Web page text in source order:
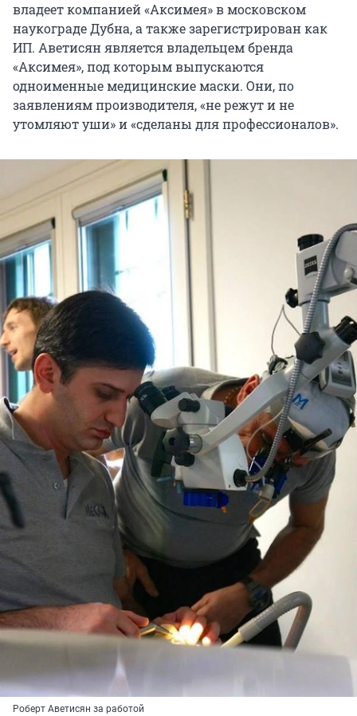
владеет компанией «Аксимея» в московском
наукограде Дубна, а также зарегистрирован как
ИП. Аветисян является владельцем бренда
«Аксимея», под которым выпускаются
одноименные медицинские маски. Они, по
заявлениям производителя, «не режут и не
утомляют уши» и «сделаны для профессионалов».
Роберт Аветисян за работой